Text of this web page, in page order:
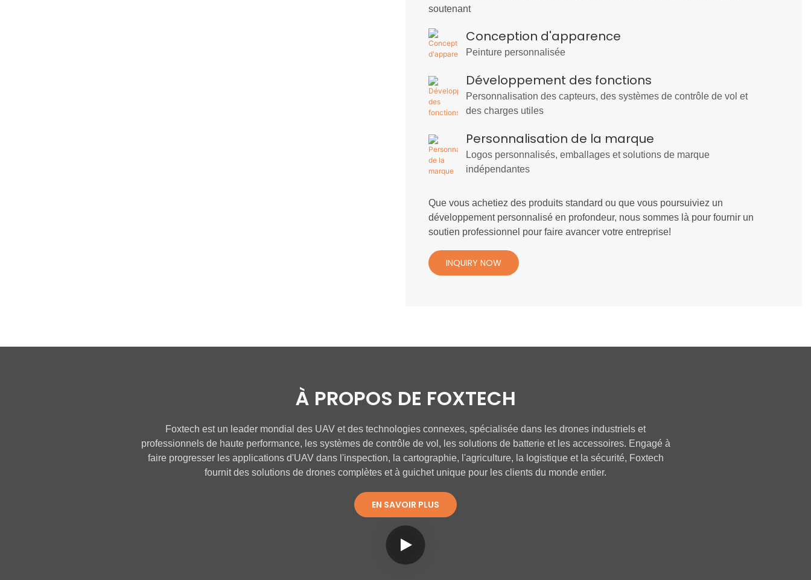
soutenant
Conception d'apparence
Peinture personnalisée
Développement des fonctions
Personnalisation des capteurs, des systèmes de contrôle de vol et
des charges utiles
Personnalisation de la marque
Logos personnalisés, emballages et solutions de marque
indépendantes
Que vous achetiez des produits standard ou que vous poursuiviez un
développement personnalisé en profondeur, nous sommes là pour fournir un
soutien professionnel pour faire avancer votre entreprise!
INQUIRY NOW
À PROPOS DE FOXTECH
Foxtech est un leader mondial des UAV et des technologies connexes, spécialisée dans les drones industriels et
professionnels de haute performance, les systèmes de contrôle de vol, les solutions de batterie et les accessoires. Engagé à
faire progresser les applications d'UAV dans l'inspection, la cartographie, l'agriculture, la logistique et la sécurité, Foxtech
fournit des solutions de drones complètes et à guichet unique pour les clients du monde entier.
EN SAVOIR PLUS